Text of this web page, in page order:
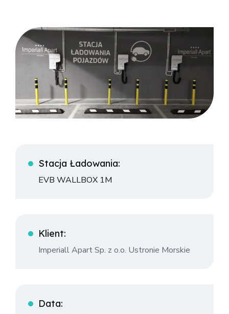
Stacja Ładowania:
EVB WALLBOX 1M
Klient:
Imperiall Apart Sp. z o.o. Ustronie Morskie
Data: